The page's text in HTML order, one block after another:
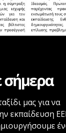
σήμερα
μας για να
εκπαίδευση